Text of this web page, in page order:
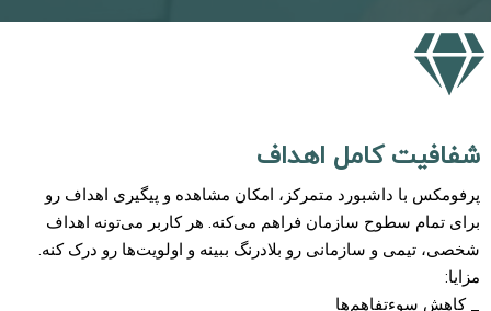
شفافیت کامل اهداف
پرفومکس با داشبورد متمرکز، امکان مشاهده و پیگیری اهداف رو
برای تمام سطوح سازمان فراهم می‌کنه. هر کاربر می‌تونه اهداف
شخصی، تیمی و سازمانی رو بلادرنگ ببینه و اولویت‌ها رو درک کنه.
مزایا:
_ کاهش سوءتفاهم‌ها